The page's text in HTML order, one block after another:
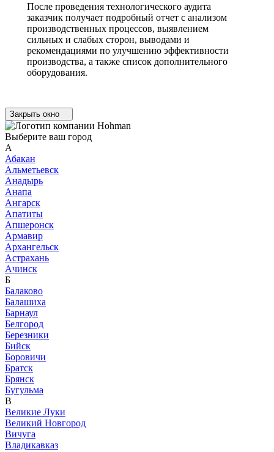
После проведения технологического аудита
заказчик получает подробный отчет с анализом
производственных процессов, выявлением
сильных и слабых сторон, выводами и
рекомендациями по улучшению эффективности
производства, а также список дополнительного
оборудования.
Закрыть окно
Выберите ваш город
А
Абакан
Альметьевск
Анадырь
Анапа
Ангарск
Апатиты
Апшеронск
Армавир
Архангельск
Астрахань
Ачинск
Б
Балаково
Балашиха
Барнаул
Белгород
Березники
Бийск
Боровичи
Братск
Брянск
Бугульма
В
Великие Луки
Великий Новгород
Вичуга
Владикавказ